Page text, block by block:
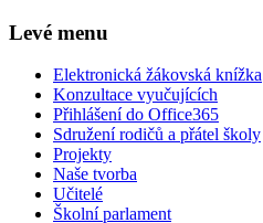
Levé menu
Elektronická žákovská knížka
Konzultace vyučujících
Přihlášení do Office365
Sdružení rodičů a přátel školy
Projekty
Naše tvorba
Učitelé
Školní parlament